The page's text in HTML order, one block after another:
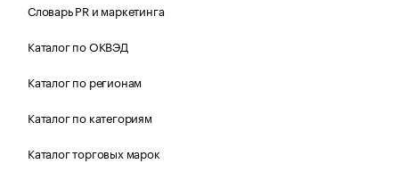
Словарь PR и маркетинга
Каталог по ОКВЭД
Каталог по регионам
Каталог по категориям
Каталог торговых марок